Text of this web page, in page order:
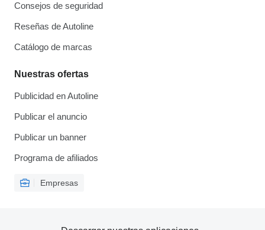
Consejos de seguridad
Reseñas de Autoline
Catálogo de marcas
Nuestras ofertas
Publicidad en Autoline
Publicar el anuncio
Publicar un banner
Programa de afiliados
Empresas